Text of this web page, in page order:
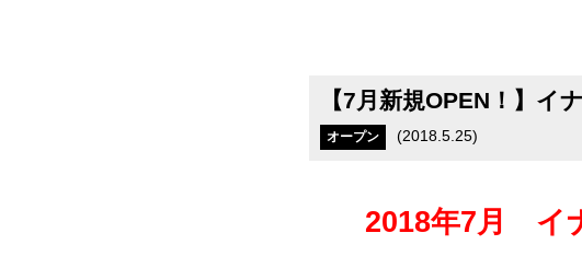
【7月新規OPEN！】
オープン (2018.5.25)
2018年7月 イ